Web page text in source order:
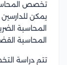
تخصص
يمكن للدارسين
المحاسبة
المحاسبة
تتم دراسة